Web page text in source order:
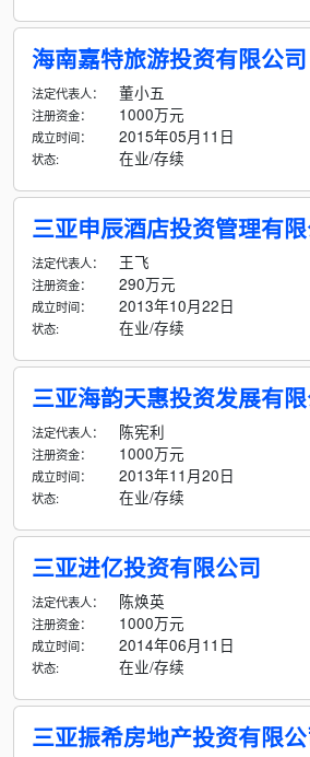
海南嘉特旅游投资有限公司
法定代表人： 董小五
注册资金： 1000万元
成立时间： 2015年05月11日
状态: 在业/存续
三亚申辰酒店投资管理有
法定代表人： 王飞
注册资金： 290万元
成立时间： 2013年10月22日
状态: 在业/存续
三亚海韵天惠投资发展有
法定代表人： 陈宪利
注册资金： 1000万元
成立时间： 2013年11月20日
状态: 在业/存续
三亚进亿投资有限公司
法定代表人： 陈焕英
注册资金： 1000万元
成立时间： 2014年06月11日
状态: 在业/存续
三亚振希房地产投资有限